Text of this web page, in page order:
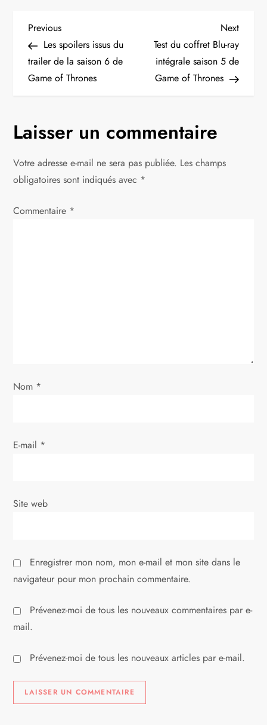
N
a
v
g
a
t
’
r
i
l
Previous
Post
Previous
Les spoilers issus du
trailer de la saison 6 de
Game of Thrones
Next
Post
Next
Test du coffret Blu-ray
intégrale saison 5 de
Game of Thrones
Laisser un commentaire
Votre adresse e-mail ne sera pas publiée. Les champs
obligatoires sont indiqués avec *
Commentaire *
Nom *
E-mail *
Site web
Enregistrer mon nom, mon e-mail et mon site dans le
navigateur pour mon prochain commentaire.
Prévenez-moi de tous les nouveaux commentaires par e-
mail.
Prévenez-moi de tous les nouveaux articles par e-mail.